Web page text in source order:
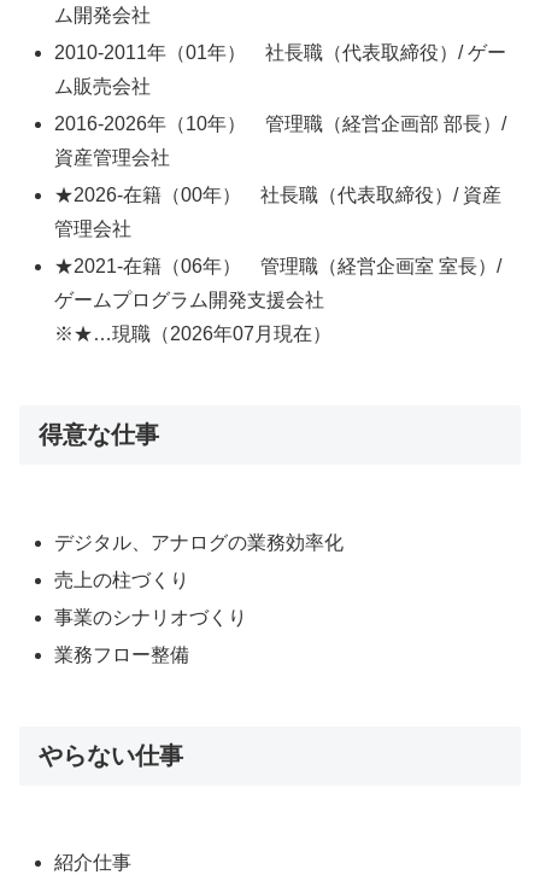
ム開発会社
2010-2011年（01年） 社長職（代表取締役）/ ゲー
ム販売会社
2016-2026年（10年） 管理職（経営企画部 部長）/
資産管理会社
★2026-在籍（00年） 社長職（代表取締役）/ 資産
管理会社
★2021-在籍（06年） 管理職（経営企画室 室長）/
ゲームプログラム開発支援会社
※★…現職（2026年07月現在）
得意な仕事
デジタル、アナログの業務効率化
売上の柱づくり
事業のシナリオづくり
業務フロー整備
やらない仕事
紹介仕事